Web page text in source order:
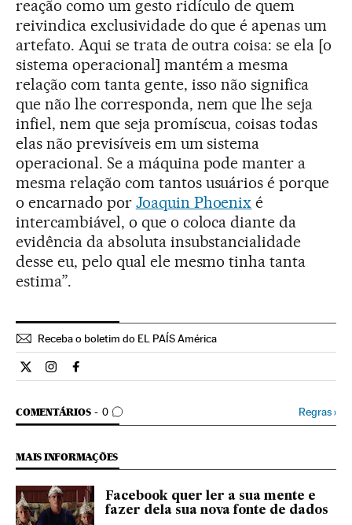
reação como um gesto ridículo de quem
reivindica exclusividade do que é apenas um
artefato. Aqui se trata de outra coisa: se ela [o
sistema operacional] mantém a mesma
relação com tanta gente, isso não significa
que não lhe corresponda, nem que lhe seja
infiel, nem que seja promíscua, coisas todas
elas não previsíveis em um sistema
operacional. Se a máquina pode manter a
mesma relação com tantos usuários é porque
o encarnado por Joaquin Phoenix é
intercambiável, o que o coloca diante da
evidência da absoluta insubstancialidade
desse eu, pelo qual ele mesmo tinha tanta
estima”.
Receba o boletim do EL PAÍS América
Estilo El País Brasil en Twitter
Estilo El País Brasil en Instagram
Estilo El País Brasil en Facebook
COMENTÁRIOS 0
COMENTÁRIOS Regras›
MAIS INFORMAÇÕES
Facebook quer ler a sua mente e
fazer dela sua nova fonte de dados